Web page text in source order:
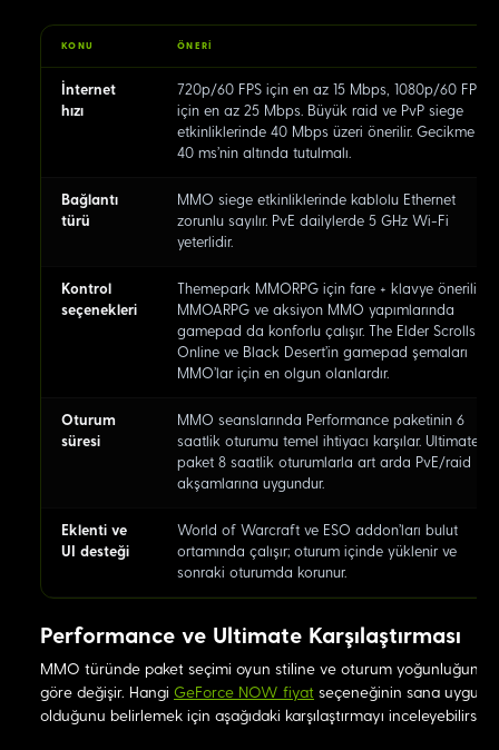
KONU ÖNERI
İnternet
hızı
720p/60 FPS için en az 15 Mbps, 1080p/60 FPS
için en az 25 Mbps. Büyük raid ve PvP siege
etkinliklerinde 40 Mbps üzeri önerilir. Gecikme
40 ms'nin altında tutulmalı.
Bağlantı
türü
MMO siege etkinliklerinde kablolu Ethernet
zorunlu sayılır. PvE dailylerde 5 GHz Wi-Fi
yeterlidir.
Kontrol
seçenekleri
Themepark MMORPG için fare + klavye önerilir;
MMOARPG ve aksiyon MMO yapımlarında
gamepad da konforlu çalışır. The Elder Scrolls
Online ve Black Desert'in gamepad şemaları
MMO'lar için en olgun olanlardır.
Oturum
süresi
MMO seanslarında Performance paketinin 6
saatlik oturumu temel ihtiyacı karşılar. Ultimate
paket 8 saatlik oturumlarla art arda PvE/raid
akşamlarına uygundur.
Eklenti ve
UI desteği
World of Warcraft ve ESO addon'ları bulut
ortamında çalışır; oturum içinde yüklenir ve
sonraki oturumda korunur.
Performance ve Ultimate Karşılaştırması
MMO türünde paket seçimi oyun stiline ve oturum yoğunluğuna
göre değişir. Hangi GeForce NOW fiyat seçeneğinin sana uygun
olduğunu belirlemek için aşağıdaki karşılaştırmayı inceleyebilirsin: